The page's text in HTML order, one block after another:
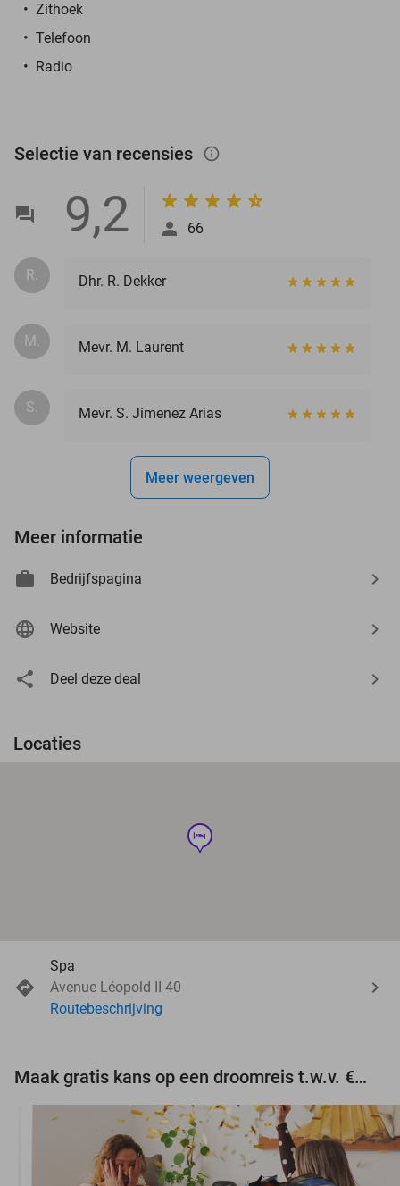
Zithoek
Telefoon
Radio
Selectie van recensies info_outlined
9,2 66
R. Dhr. R. Dekker
M. Mevr. M. Laurent
S. Mevr. S. Jimenez Arias
Meer weergeven
Meer informatie
Bedrijfspagina
Website
Deel deze deal
Locaties
hotel
Spa
Avenue Léopold II 40
Routebeschrijving
Maak gratis kans op een droomreis t.w.v. €3.000!